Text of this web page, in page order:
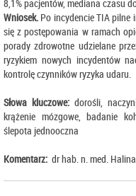
8,1% pacjentów, mediana czasu
Wniosek. Po incydencie TIA pilne
się z postępowania w ramach
porady zdrowotne udzielane
ryzykiem nowych incydentów
kontrolę czynników ryzyka udaru.
Słowa kluczowe: dorośli,
krążenie mózgowe, badanie
ślepota jednooczna
Komentarz: dr hab. n. med.